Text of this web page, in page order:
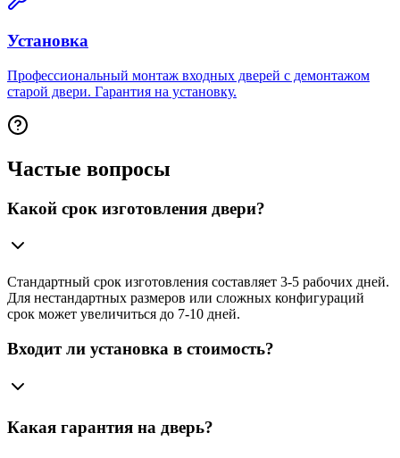
Установка
Профессиональный монтаж входных дверей с демонтажом
старой двери. Гарантия на установку.
Частые вопросы
Какой срок изготовления двери?
Стандартный срок изготовления составляет 3-5 рабочих дней.
Для нестандартных размеров или сложных конфигураций
срок может увеличиться до 7-10 дней.
Входит ли установка в стоимость?
Какая гарантия на дверь?